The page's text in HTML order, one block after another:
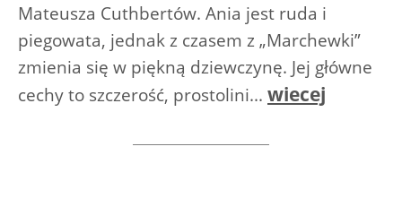
Mateusza Cuthbertów. Ania jest ruda i
piegowata, jednak z czasem z „Marchewki”
zmienia się w piękną dziewczynę. Jej główne
cechy to szczerość, prostolini... wiecej